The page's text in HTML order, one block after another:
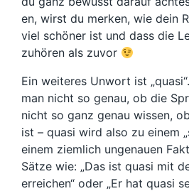
en, wirst du merken, wie dein
viel schöner ist und dass die
zuhören als zuvor
Ein weiteres Unwort ist
man nicht so genau, ob die
nicht so ganz genau wissen,
ist – quasi wird also zu einem
einem ziemlich ungenauen
Sätze wie: „Das ist quasi mit
erreichen“ oder „Er hat quasi